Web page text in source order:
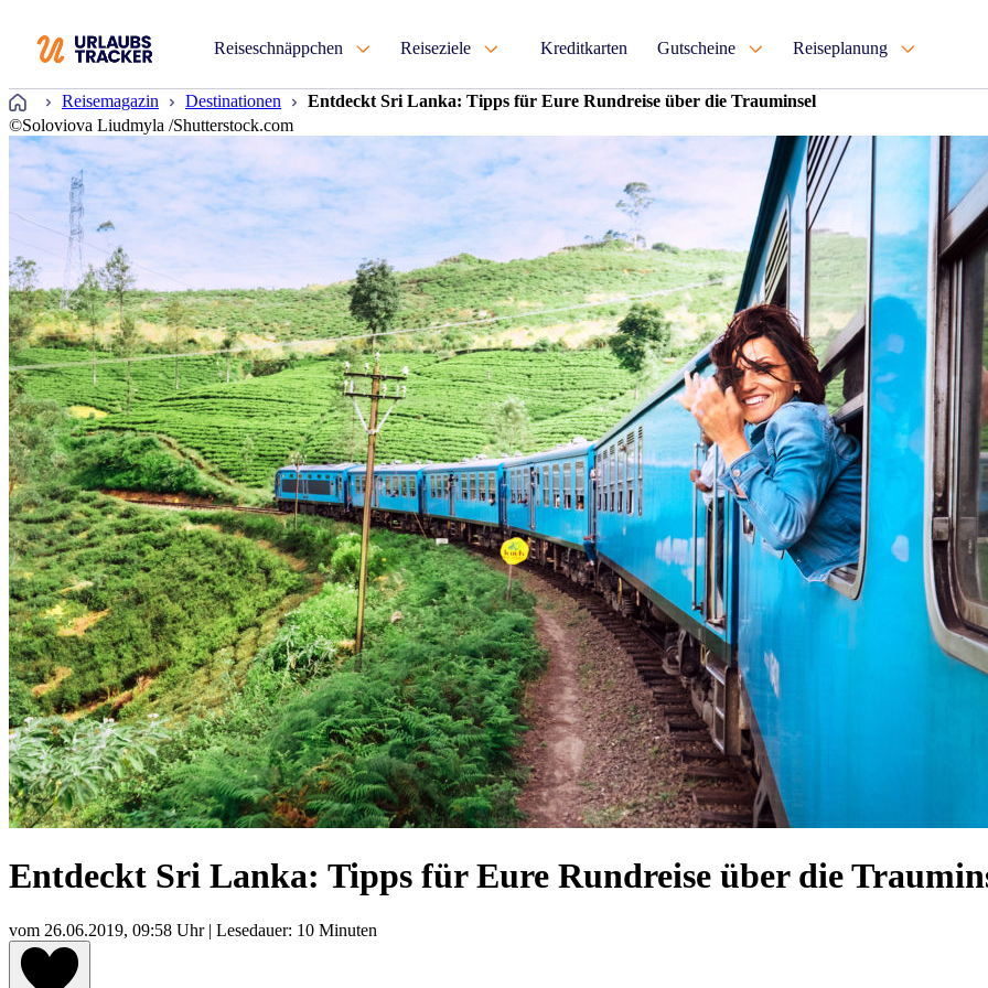
Reiseschnäppchen Reiseziele Kreditkarten Gutscheine Reiseplanung
Startseite
Reisemagazin Destinationen
Entdeckt Sri Lanka: Tipps für Eure Rundreise über die Trauminsel
©Soloviova Liudmyla /Shutterstock.com
Entdeckt Sri Lanka: Tipps für Eure Rundreise über die
vom 26.06.2019, 09:58 Uhr| Lesedauer: 10 Minuten